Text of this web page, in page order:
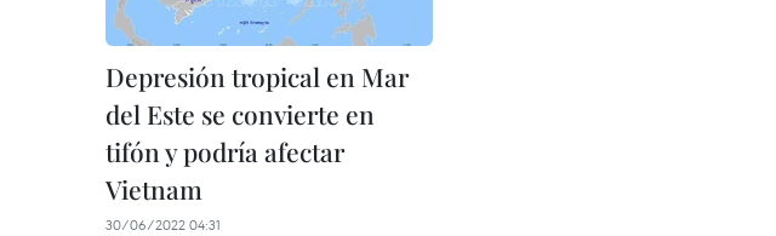
Depresión tropical en Mar
del Este se convierte en
tifón y podría afectar
Vietnam
30/06/2022 04:31